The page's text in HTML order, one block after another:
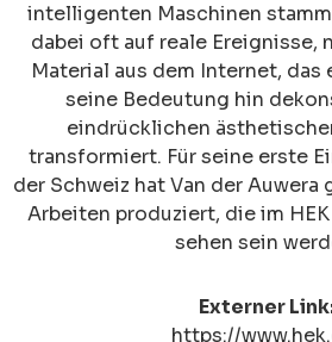
intelligenten Maschinen
dabei oft auf reale Ereignisse,
Material aus dem Internet, das
seine Bedeutung hin
eindrücklichen
transformiert. Für seine erste
der Schweiz hat Van der Auwera
Arbeiten produziert, die im
sehen sein
Externer
https://